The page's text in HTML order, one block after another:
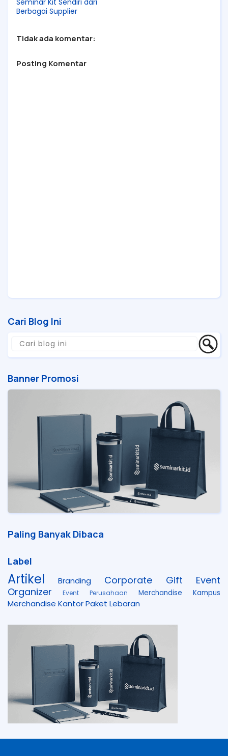
Berbagai Supplier
Tidak ada komentar:
Posting Komentar
Cari Blog Ini
Banner Promosi
Paling Banyak Dibaca
Label
Artikel Branding Corporate Gift
Event
Organizer
Event Perusahaan Merchandise Kampus
Merchandise KantorPaket Lebaran